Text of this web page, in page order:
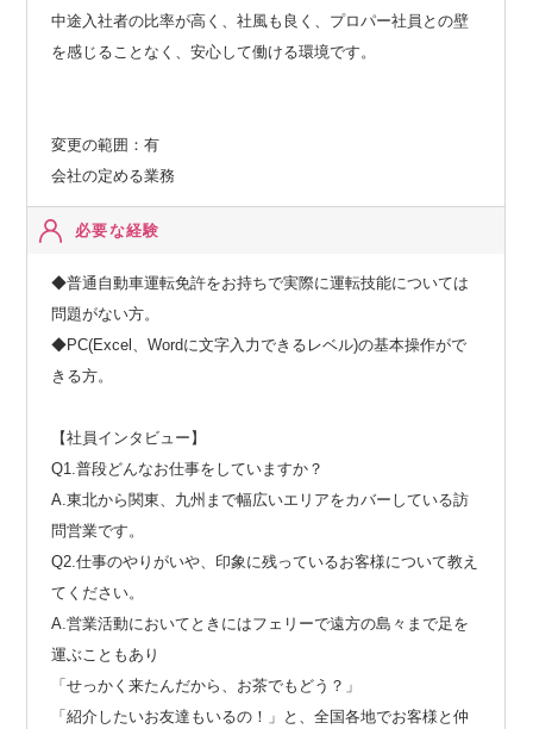
中途入社者の比率が高く、社風も良く、プロパー社員との壁
を感じることなく、安心して働ける環境です。
変更の範囲：有
会社の定める業務
必要な経験
◆普通自動車運転免許をお持ちで実際に運転技能については
問題がない方。
◆PC(Excel、Wordに文字入力できるレベル)の基本操作がで
きる方。
【社員インタビュー】
Q1.普段どんなお仕事をしていますか？
A.東北から関東、九州まで幅広いエリアをカバーしている訪
問営業です。
Q2.仕事のやりがいや、印象に残っているお客様について教え
てください。
A.営業活動においてときにはフェリーで遠方の島々まで足を
運ぶこともあり
「せっかく来たんだから、お茶でもどう？」
「紹介したいお友達もいるの！」と、全国各地でお客様と仲